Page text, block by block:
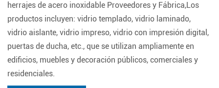
herrajes de acero inoxidable Proveedores y Fábrica,Los
productos incluyen: vidrio templado, vidrio laminado,
vidrio aislante, vidrio impreso, vidrio con impresión digital,
puertas de ducha, etc., que se utilizan ampliamente en
edificios, muebles y decoración públicos, comerciales y
residenciales.